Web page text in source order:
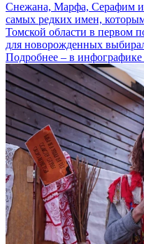
Снежана, Марфа, Серафим
самых редких имен,
Томской области в первом
для новорожденных
Подробнее – в